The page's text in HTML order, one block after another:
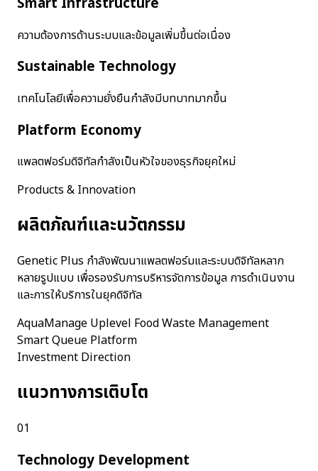
ความต้องการด้านระบบและข้อมูลเพิ่มขึ้นต่อเนื่อง
Sustainable Technology
เทคโนโลยีเพื่อความยั่งยืนกำลังมีบทบาทมากขึ้น
Platform Economy
แพลตฟอร์มดิจิทัลกำลังเป็นหัวใจของธุรกิจยุคใหม่
Products & Innovation
ผลิตภัณฑ์และนวัตกรรม
Genetic Plus กำลังพัฒนาแพลตฟอร์มและระบบดิจิทัลหลาก
หลายรูปแบบ เพื่อรองรับการบริหารจัดการข้อมูล การดำเนินงาน
และการให้บริการในยุคดิจิทัล
AquaManage Uplevel Food Waste Management
Smart Queue Platform
Investment Direction
แนวทางการเติบโต
01
Technology Development